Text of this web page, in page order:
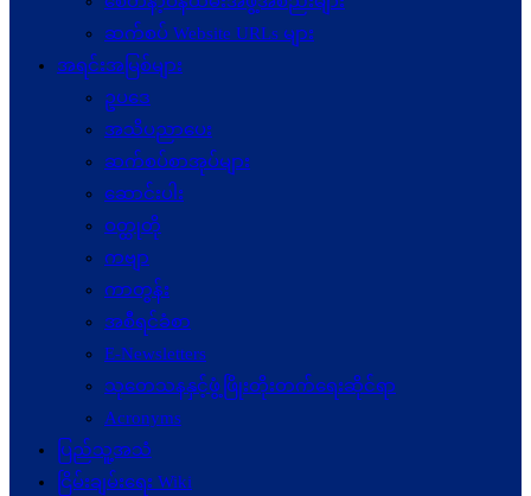
ဆက်စပ် Website URLs များ
အရင်းအမြစ်များ
ဥပဒေ
အသိပညာပေး
ဆက်စပ်စာအုပ်များ
ဆောင်းပါး
ဝတ္ထုတို
ကဗျာ
ကာတွန်း
အစီရင်ခံစာ
E-Newsletters
သုတေသနနှင့်ဖွံ့ဖြိုးတိုးတက်ရေးဆိုင်ရာ
Acronyms
ပြည်သူ့အသံ
ငြိမ်းချမ်းရေး Wiki